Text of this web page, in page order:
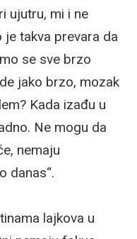
ujutru, mi i ne
takva prevara da
se sve brzo
jako brzo, mozak
Kada izađu u
Ne mogu da
nemaju
danas“.
lajkova u